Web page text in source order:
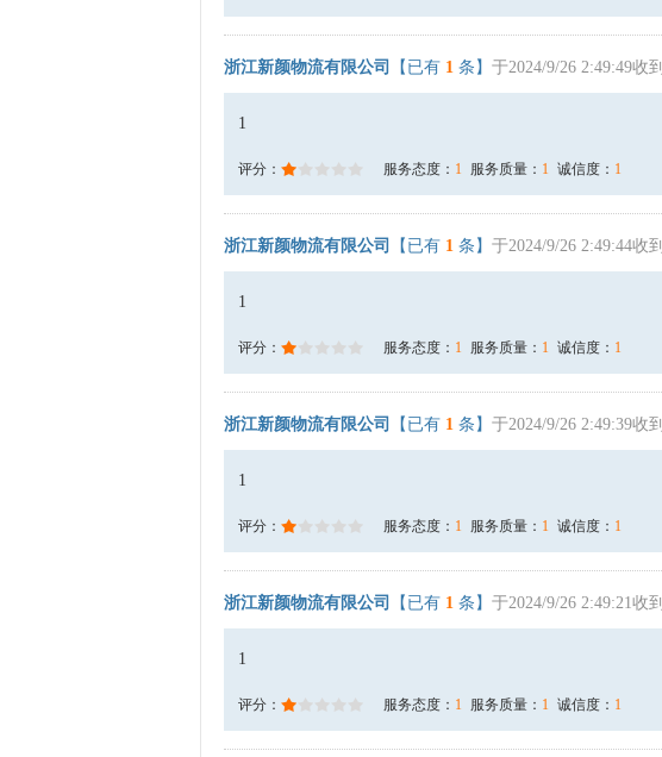
浙江新颜物流有限公司 【已有 1 条】 于2024/9/26 2:49:49收到
1
评分： 服务态度： 1 服务质量： 1 诚信度： 1
浙江新颜物流有限公司 【已有 1 条】 于2024/9/26 2:49:44收到
1
评分： 服务态度： 1 服务质量： 1 诚信度： 1
浙江新颜物流有限公司 【已有 1 条】 于2024/9/26 2:49:39收到
1
评分： 服务态度： 1 服务质量： 1 诚信度： 1
浙江新颜物流有限公司 【已有 1 条】 于2024/9/26 2:49:21收到
1
评分： 服务态度： 1 服务质量： 1 诚信度： 1